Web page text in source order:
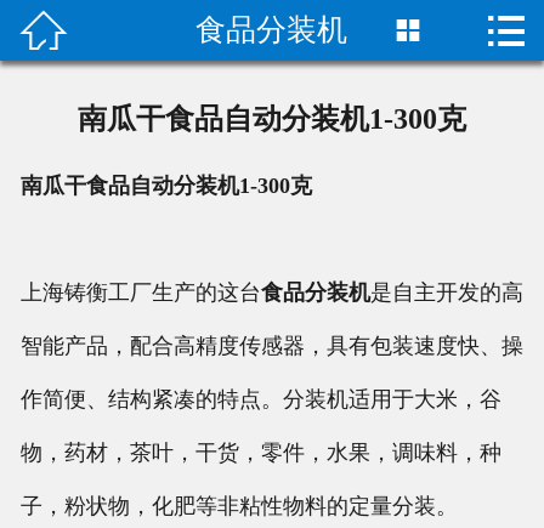
 首页
荣誉资质
技术指导
新闻动态
 食品分装机  
南瓜干食品自动分装机1-300克
南瓜干食品自动分装机1-300克
上海铸衡工厂生产的这台食品分装机是自主开发的高
智能产品，配合高精度传感器，具有包装速度快、操
作简便、结构紧凑的特点。分装机适用于大米，谷
物，药材，茶叶，干货，零件，水果，调味料，种
子，粉状物，化肥等非粘性物料的定量分装。